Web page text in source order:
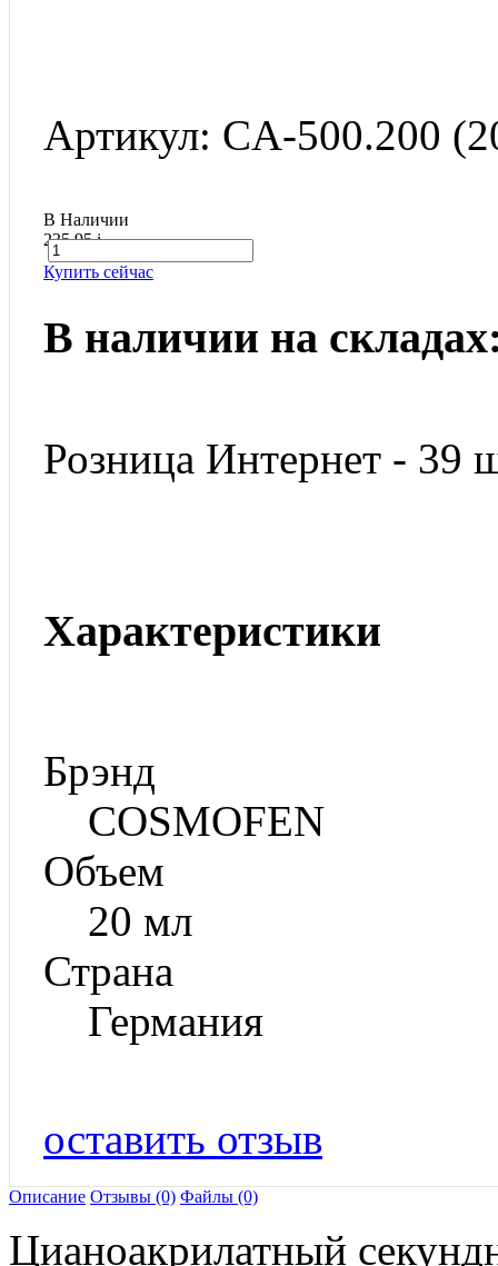
Артикул: CA-500.200
В Наличии
235.95i
Купить сейчас
В наличии на
Розница Интернет - 39
Характеристики
Брэнд
COSMOFEN
Объем
20 мл
Страна
Германия
оставить отзыв
Описание Отзывы (0) Файлы (0)
Цианоакрилатный